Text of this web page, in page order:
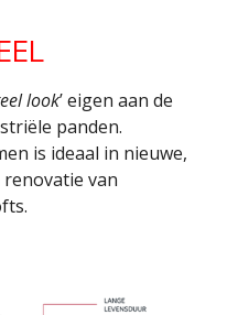
look’ eigen aan de
panden.
is ideaal in nieuwe,
van